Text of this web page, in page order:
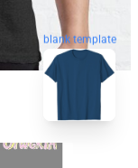
blank template